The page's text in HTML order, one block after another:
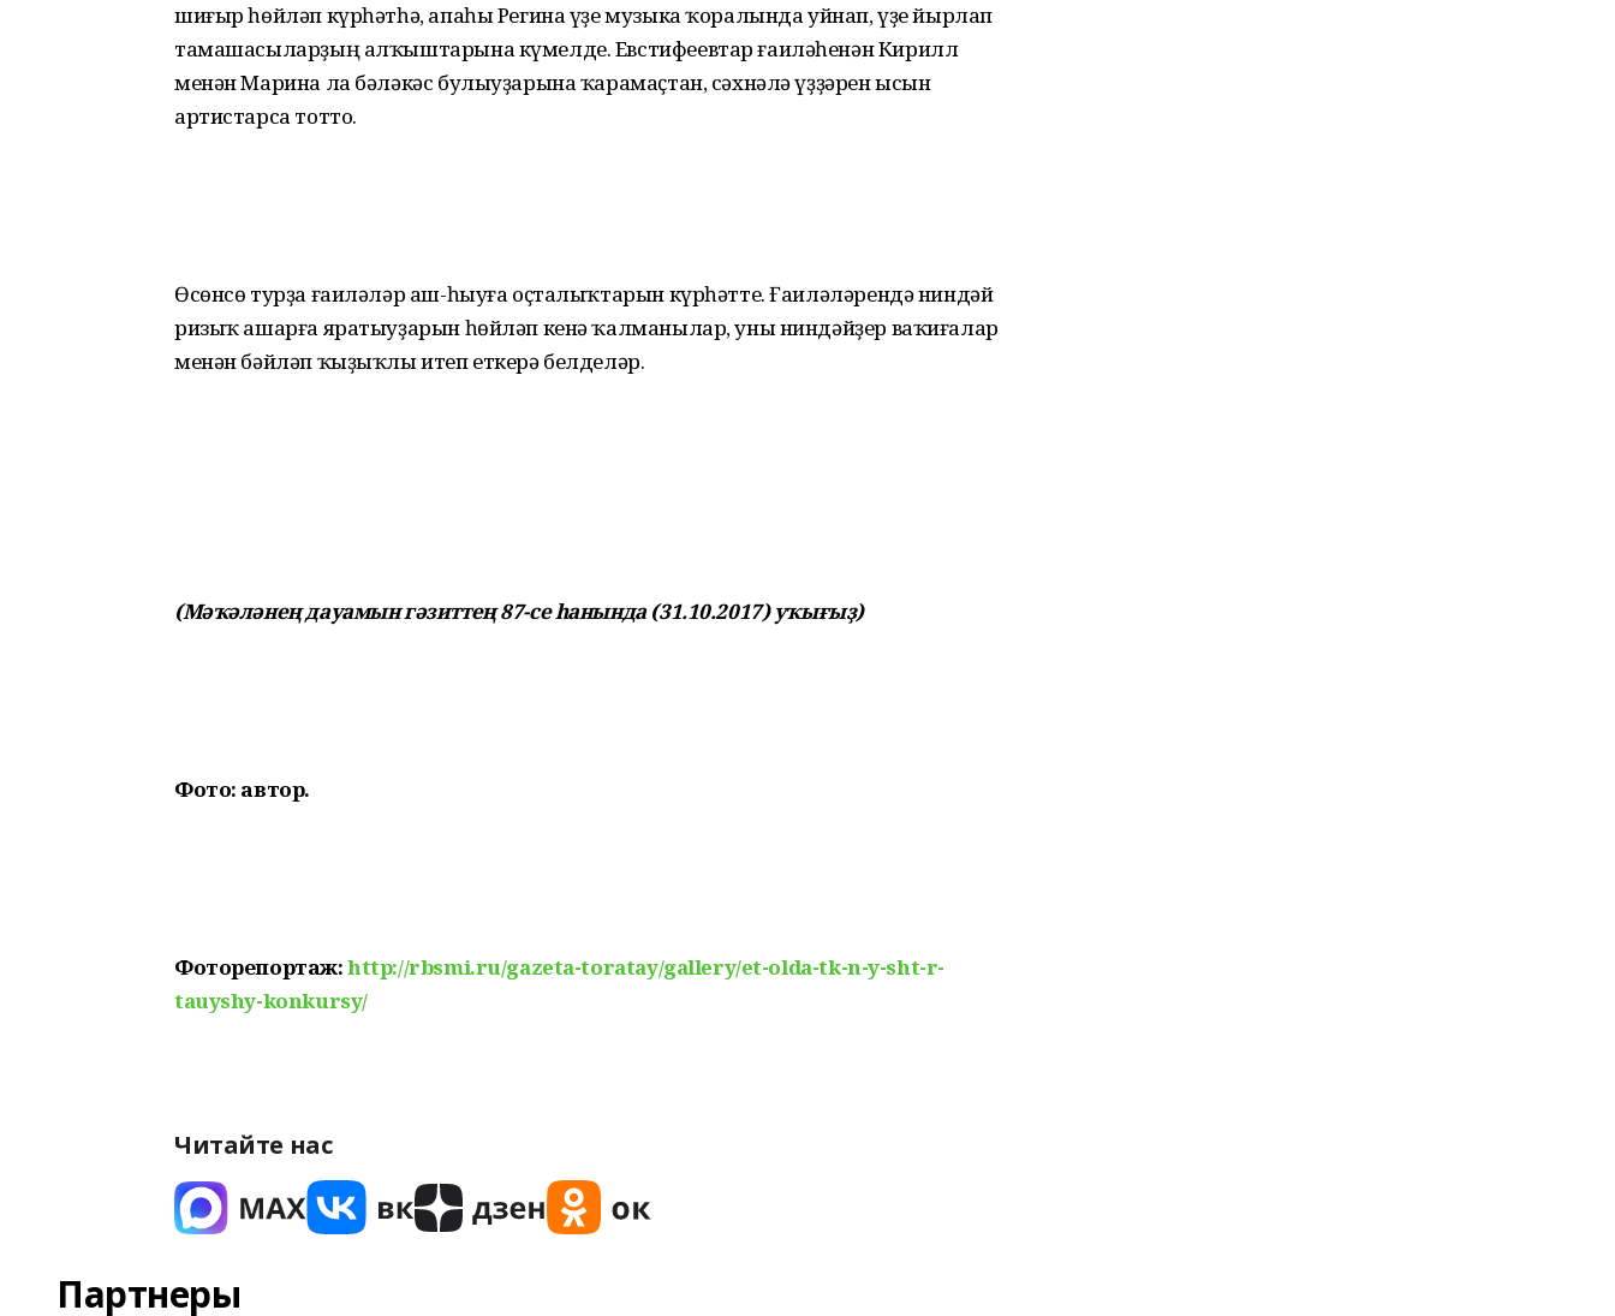
шиғыр һөйләп күрһәтһә, апаһы Регина үҙе музыка ҡоралында уйнап, үҙе йырлап
тамашасыларҙың алҡыштарына күмелде. Евстифеевтар ғаиләһенән Кирилл
менән Марина ла бәләкәс булыуҙарына ҡарамаҫтан, сәхнәлә үҙҙәрен ысын
артистарса тотто.
Өсөнсө турҙа ғаиләләр аш-һыуға оҫталыҡтарын күрһәтте. Ғаиләләрендә ниндәй
ризыҡ ашарға яратыуҙарын һөйләп кенә ҡалманылар, уны ниндәйҙер ваҡиғалар
менән бәйләп ҡыҙыҡлы итеп еткерә белделәр.
(Мәҡәләнең дауамын гәзиттең 87-се һанында (31.10.2017) уҡығыҙ)
Фото: автор.
Фоторепортаж:http://rbsmi.ru/gazeta-toratay/gallery/et-olda-tk-n-y-sht-r-
tauyshy-konkursy/
Читайте нас
Партнеры